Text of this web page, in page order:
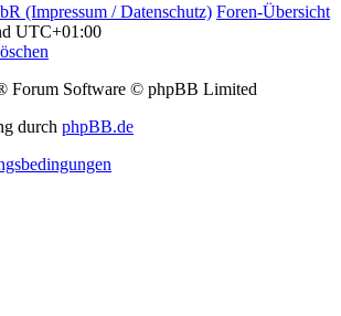
(Impressum / Datenschutz) Foren-Übersicht
UTC+01:00
Forum Software © phpBB Limited
durch phpBB.de